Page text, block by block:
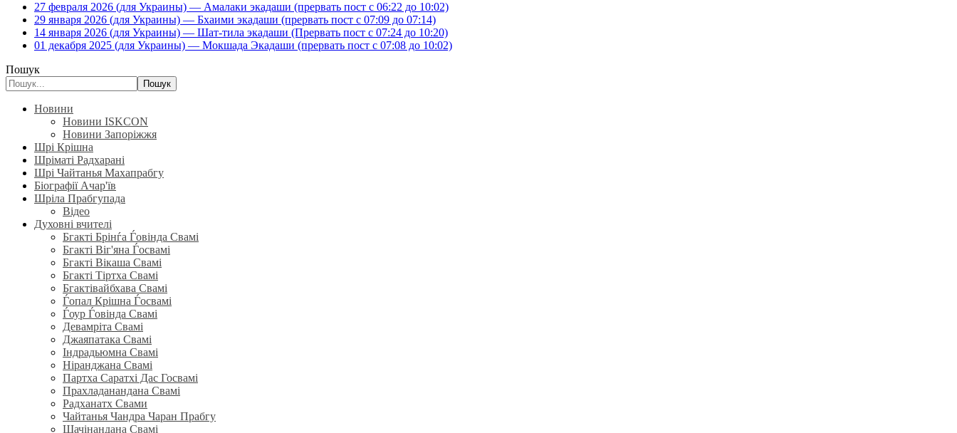
27 февраля 2026 (для Украины) — Амалаки экадаши (прервать пост с 06:22 до 10:02)
29 января 2026 (для Украины) — Бхаими экадаши (прервать пост с 07:09 до 07:14)
14 января 2026 (для Украины) — Шат-тила экадаши (Прервать пост с 07:24 до 10:20)
01 декабря 2025 (для Украины) — Мокшада Экадаши (прервать пост с 07:08 до 10:02)
Пошук
Пошук
Новини
Новини ISKCON
Новини Запоріжжя
Шрі Крішна
Шріматі Радхарані
Шрі Чайтанья Махапрабгу
Біографії Ачар'їв
Шріла Прабгупада
Відео
Духовні вчителі
Бгакті Брінѓа Ѓовінда Свамі
Бгакті Віг'яна Ѓосвамі
Бгакті Вікаша Свамі
Бгакті Тіртха Свамі
Бгактівайбхава Свамі
Ѓопал Крішна Ѓосвамі
Ѓоур Ѓовінда Свамі
Девамріта Свамі
Джаяпатака Свамі
Індрадьюмна Свамі
Ніранджана Свамі
Партха Саратхі Дас Госвамі
Прахладанандана Свамі
Радханатх Свами
Чайтанья Чандра Чаран Прабгу
Шачінандана Свамі